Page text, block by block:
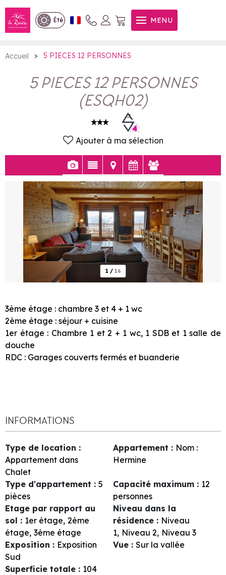
Été MENU
5 PIECES 12 PERSONNES
Accueil > 5 PIECES 12 PERSONNES
5 PIECES 12 PERSONNES
(ESQH02)
Ajouter à ma sélection
1 / 16
3ème étage : chambre 3 et 4 + 1 wc
2ème étage : séjour + cuisine
1er étage : Chambre 1 et 2 + 1 wc, 1 SDB et 1 salle de
douche
RDC : Garages couverts fermés et buanderie
INFORMATIONS
Type de location :
Appartement dans
Chalet
Appartement : Nom :
Hermine
Type d'appartement : 5
pièces
Capacité maximum : 12
personnes
Etage par rapport au
sol : 1er étage 2ème
étage 3ème étage
Niveau dans la
résidence : Niveau
1 Niveau 2 Niveau 3
Exposition : Exposition
Sud
Vue : Sur la vallée
Superficie totale : 104